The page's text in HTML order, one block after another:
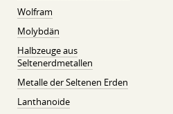
Wolfram
Molybdän
Halbzeuge aus
Seltenerdmetallen
Metalle der Seltenen Erden
Lanthanoide